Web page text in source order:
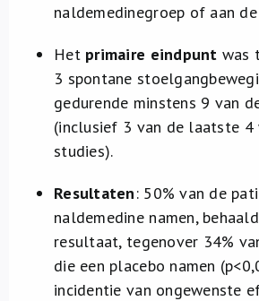
naldemedinegroep of aan
Het primaire eindpunt was
3 spontane
gedurende minstens 9 van
(inclusief 3 van de laatste 4
studies).
Resultaten: 50% van de
naldemedine namen,
resultaat, tegenover 34%
die een placebo namen
incidentie van ongewenste